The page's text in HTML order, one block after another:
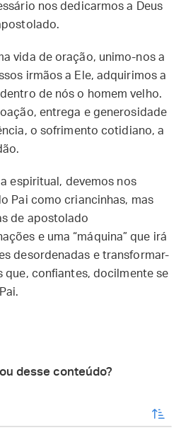
nos dedicarmos a Deus
vida de oração, unimo-nos a
irmãos a Ele, adquirimos a
de nós o homem velho.
entrega e generosidade
o sofrimento cotidiano, a
espiritual, devemos nos
Pai como criancinhas, mas
de apostolado
e uma “máquina” que irá
desordenadas e transformar-
que, confiantes, docilmente se
desse conteúdo?
enviar